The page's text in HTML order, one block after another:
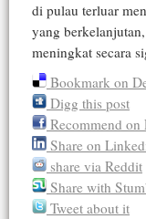
di pulau terluar
yang
meningkat secara
Bookmark on
Digg this post
Recommend on
Share on
share via Reddit
Share with
Tweet about it